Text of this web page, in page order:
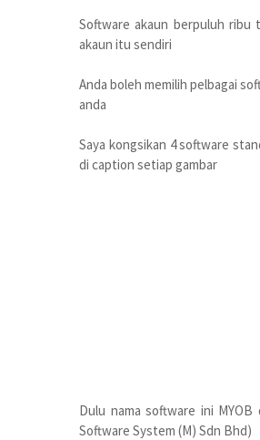
Software akaun berpuluh ribu
akaun itu sendiri
Anda boleh memilih pelbagai
anda
Saya kongsikan 4 software
di caption setiap gambar
Dulu nama software ini
Software System (M) Sdn Bhd)